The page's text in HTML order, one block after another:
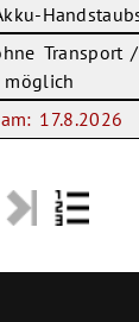
Transport
17.8.2026